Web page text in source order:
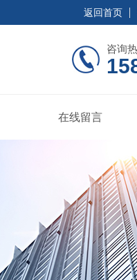
返回首页
咨询
在线留言